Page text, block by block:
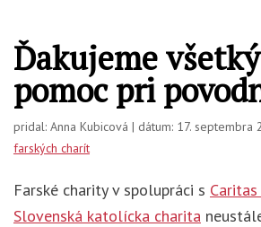
Ďakujeme
pomoc pri
pridal: Anna Kubicová | dátum: 17. septembra
farských charít
Farské charity v spolupráci s
Slovenská katolícka charita